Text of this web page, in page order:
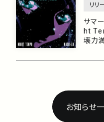
リリ
サマ
ht
壊力
6/10
お知らせ